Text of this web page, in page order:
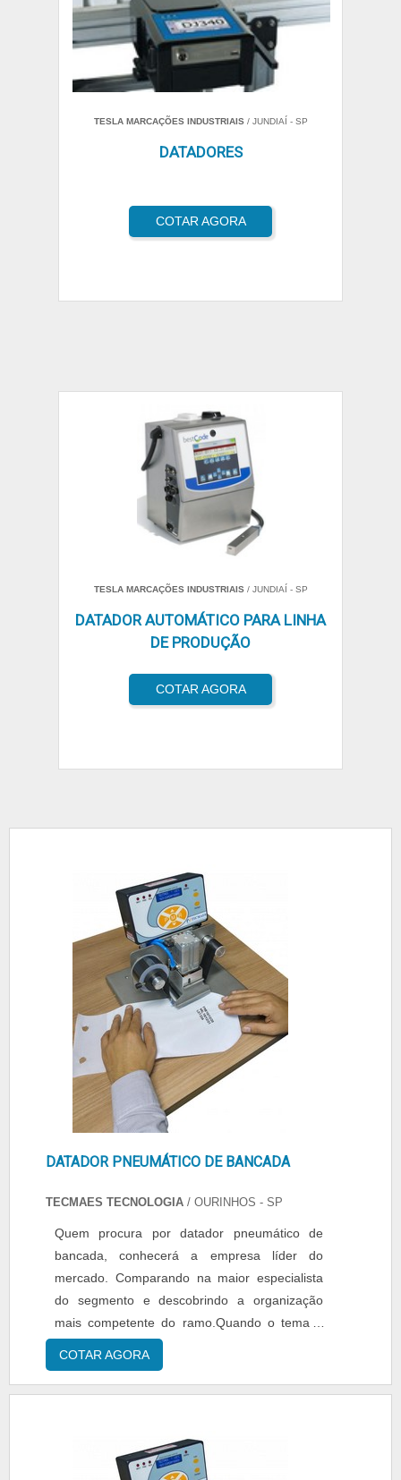
TESLA MARCAÇÕES INDUSTRIAIS/ JUNDIAÍ - SP
DATADORES
COTAR AGORA
TESLA MARCAÇÕES INDUSTRIAIS/ JUNDIAÍ - SP
DATADOR AUTOMÁTICO PARA LINHA
DE PRODUÇÃO
COTAR AGORA
DATADOR PNEUMÁTICO DE BANCADA
TECMAES TECNOLOGIA / OURINHOS - SP
Quem procura por datador pneumático de
bancada, conhecerá a empresa líder do
mercado. Comparando na maior especialista
do segmento e descobrindo a organização
mais competente do ramo.Quando o tema é
datador pneumático de bancada, com a
Tecmaes o cliente poderá contar com
BANCADAA Tecmaes foca seus recursos em
COTAR AGORA